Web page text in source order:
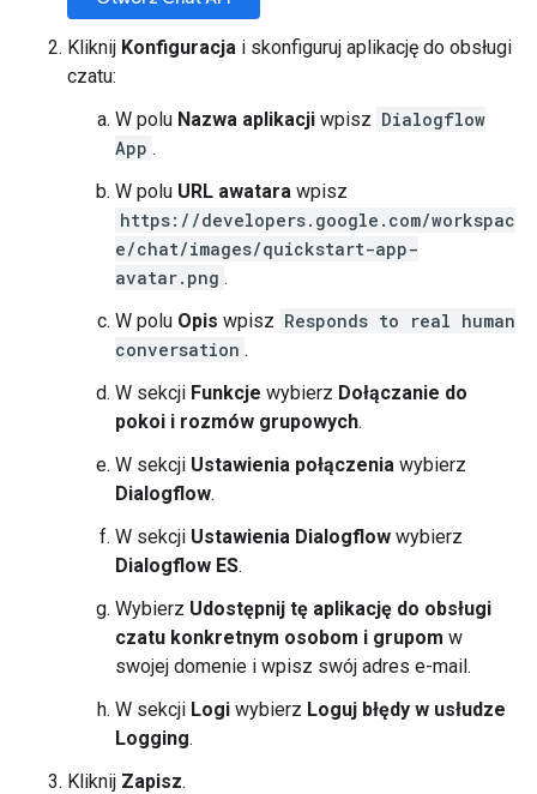
Kliknij Konfiguracja i skonfiguruj aplikację do obsługi
czatu:
W polu Nazwa aplikacji wpisz Dialogflow
App .
W polu URL awatara wpisz
https://developers.google.com/workspac
e/chat/images/quickstart-app-
avatar.png .
W polu Opis wpisz Responds to real human
conversation .
W sekcji Funkcje wybierz Dołączanie do
pokoi i rozmów grupowych.
W sekcji Ustawienia połączenia wybierz
Dialogflow.
W sekcji Ustawienia Dialogflow wybierz
Dialogflow ES.
Wybierz Udostępnij tę aplikację do obsługi
czatu konkretnym osobom i grupom w
swojej domenie i wpisz swój adres e-mail.
W sekcji Logi wybierz Loguj błędy w usłudze
Logging.
Kliknij Zapisz.